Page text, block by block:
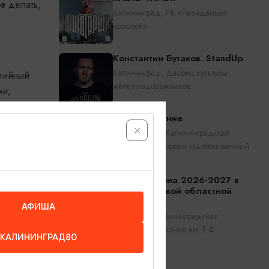
делать,
на
Работал
Калининград, РК «Резиденция
королей»
Константин Бутаков. StandUp
Калининград, Дворец культуры
железнодорожников
Прикосновение
Калининград, Калининградский
областной историко-художественный
Открытие сезона 2026-2027 в
Калининградской областной
Калининград, Калининградская
областная филармония им. Е.Ф.
АФИША
КАЛИНИНГРАД80